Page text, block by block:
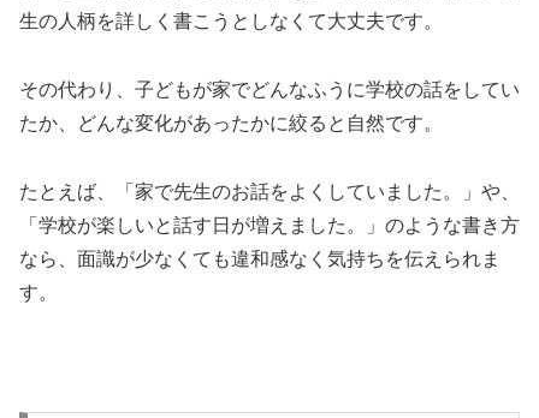
生の人柄を詳しく書こうとしなくて大丈夫です。
その代わり、子どもが家でどんなふうに学校の話をしてい
たか、どんな変化があったかに絞ると自然です。
たとえば、「家で先生のお話をよくしていました。」や、
「学校が楽しいと話す日が増えました。」のような書き方
なら、面識が少なくても違和感なく気持ちを伝えられま
す。